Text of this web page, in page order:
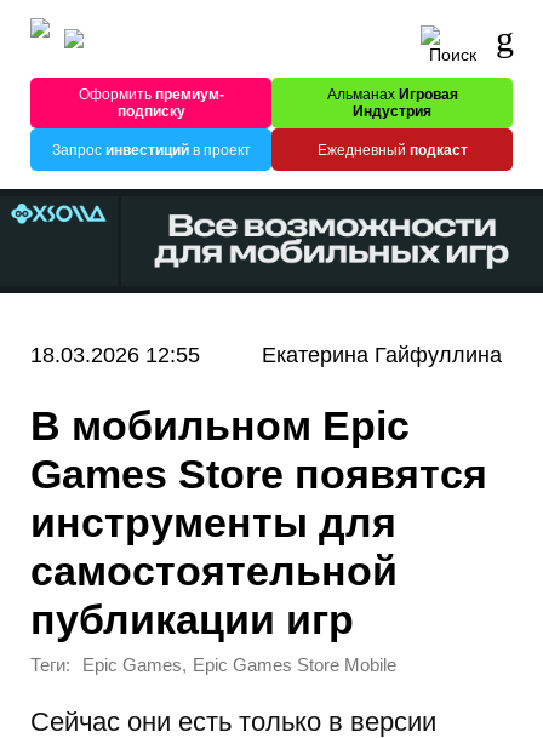
Оформитьпремиум-
подписку
Альманах Игровая
Индустрия
Запрос инвестицийв проект Ежедневный подкаст
18.03.2026 12:55 Екатерина Гайфуллина
В мобильном Epic
Games Store появятся
инструменты для
самостоятельной
публикации игр
Теги: Epic Games, Epic Games Store Mobile
Сейчас они есть только в версии